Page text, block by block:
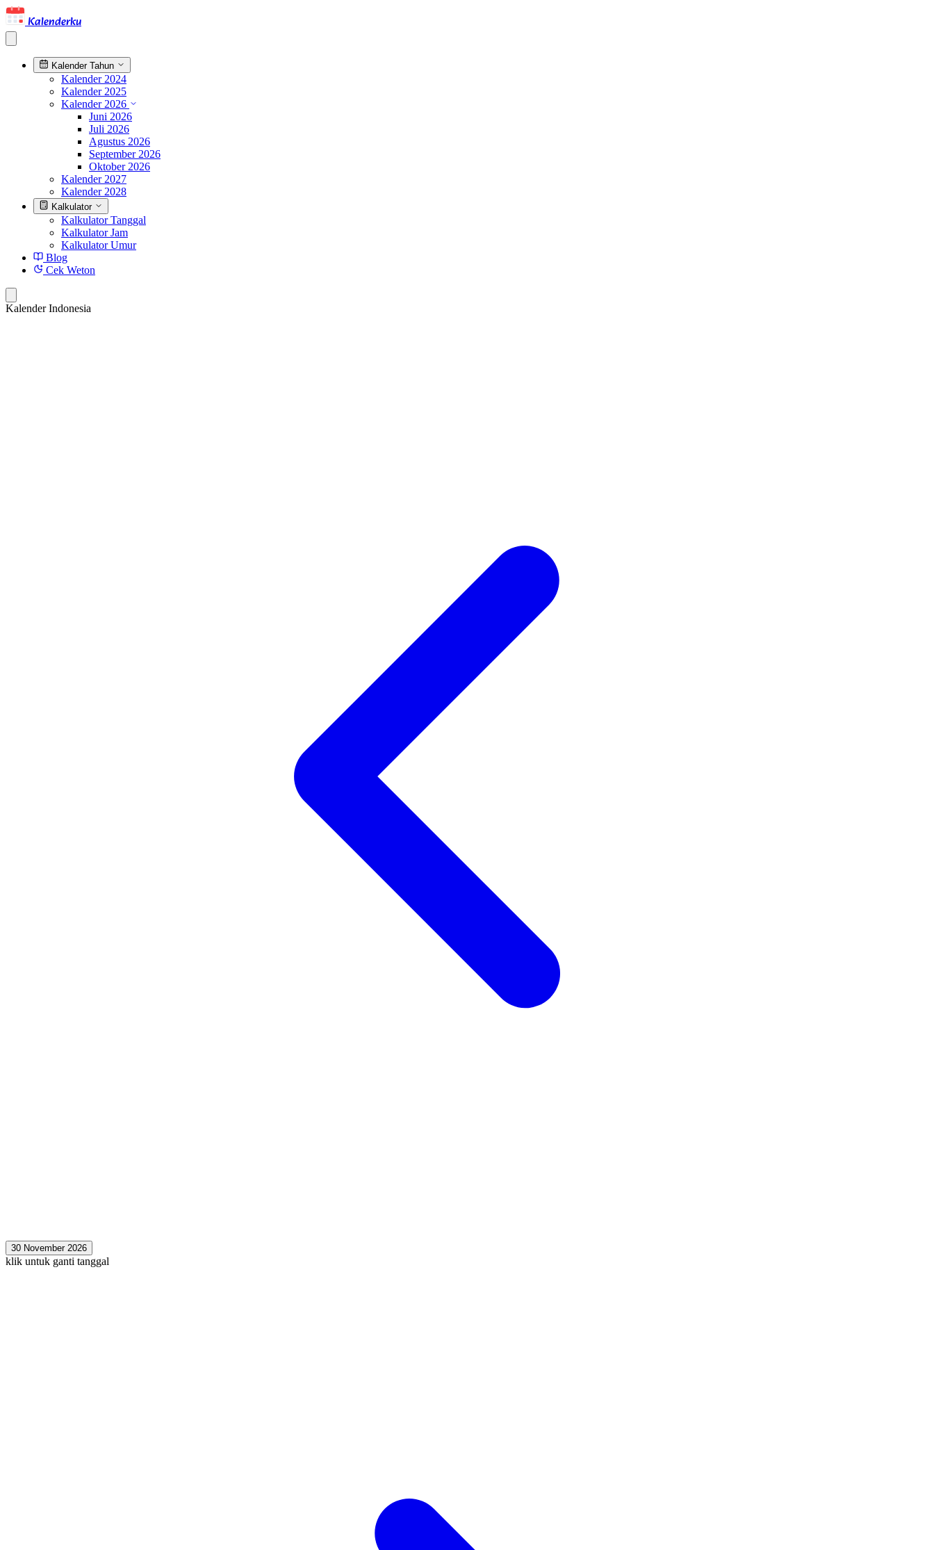
Kalenderku
Kalender Tahun
Kalender 2024
Kalender 2025
Kalender 2026
Juni 2026
Juli 2026
Agustus 2026
September 2026
Oktober 2026
Kalender 2027
Kalender 2028
Kalkulator
Kalkulator Tanggal
Kalkulator Jam
Kalkulator Umur
Blog
Cek Weton
Kalender Indonesia
30 November 2026
klik untuk ganti tanggal